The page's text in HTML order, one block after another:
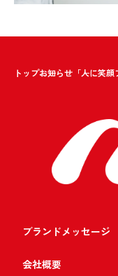
トップお知らせ 「人に笑
ブランドメッセージ
会社概要